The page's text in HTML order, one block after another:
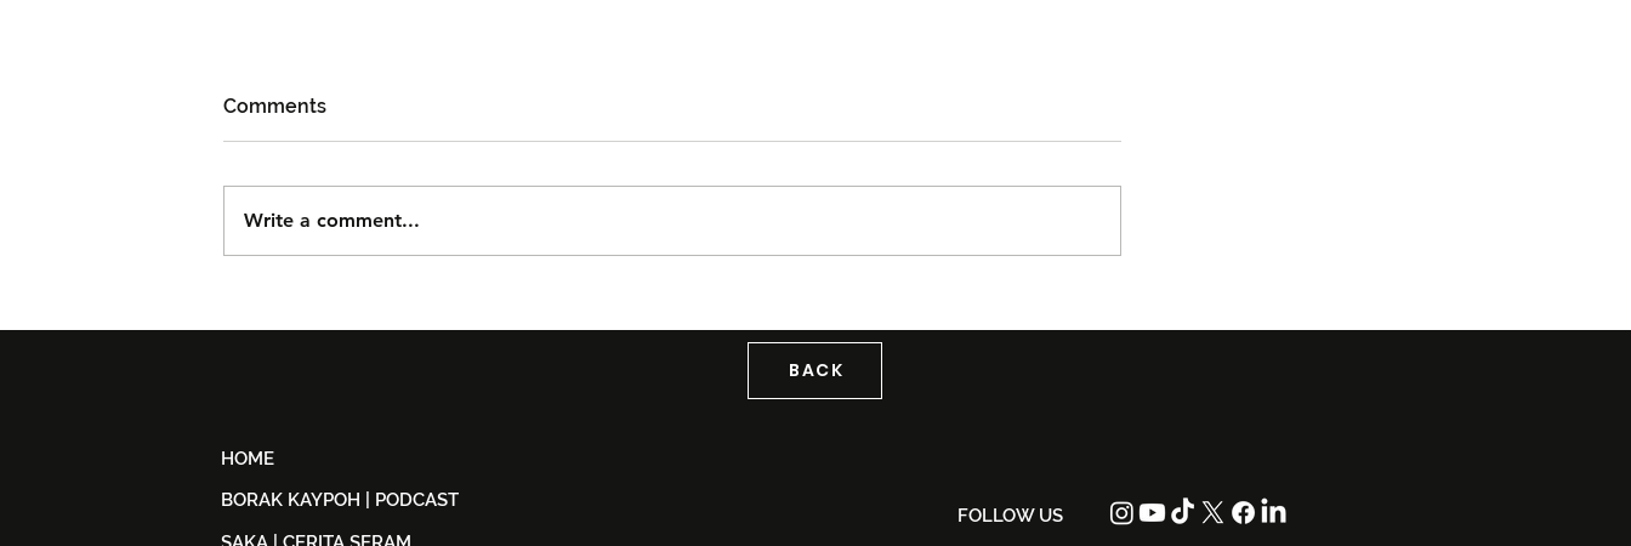
Dijual Bermula 21 Ogos
Comments
Write a comment...
BACK
HOME
BORAK KAYPOH | PODCAST
FOLLOW US